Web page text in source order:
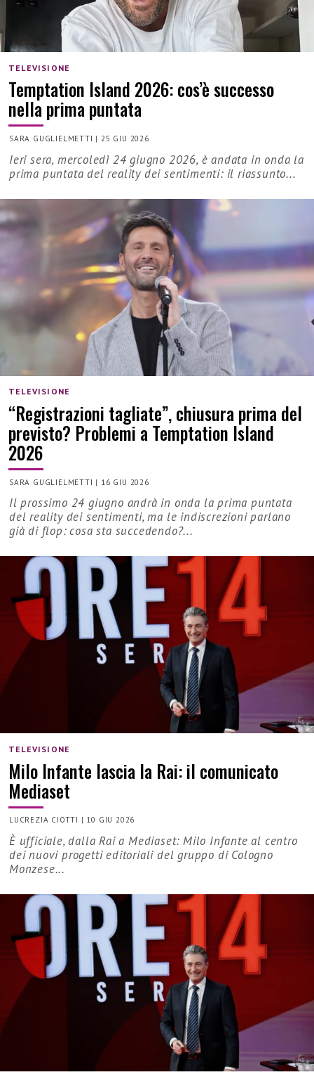
TELEVISIONE
Temptation Island 2026: cos’è successo
nella prima puntata
SARA GUGLIELMETTI |25 GIU 2026
Ieri sera, mercoledì 24 giugno 2026, è andata in onda la
prima puntata del reality dei sentimenti: il riassunto...
TELEVISIONE
“Registrazioni tagliate”, chiusura prima del
previsto? Problemi a Temptation Island
2026
SARA GUGLIELMETTI | 16 GIU 2026
Il prossimo 24 giugno andrà in onda la prima puntata
del reality dei sentimenti, ma le indiscrezioni parlano
già di flop: cosa sta succedendo?...
TELEVISIONE
Milo Infante lascia la Rai: il comunicato
Mediaset
LUCREZIA CIOTTI | 10 GIU 2026
È ufficiale, dalla Rai a Mediaset: Milo Infante al centro
dei nuovi progetti editoriali del gruppo di Cologno
Monzese...